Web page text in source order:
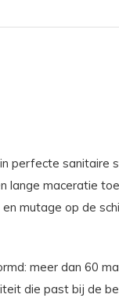
perfecte sanitaire
lange maceratie
mutage op de
meer dan 60
die past bij de